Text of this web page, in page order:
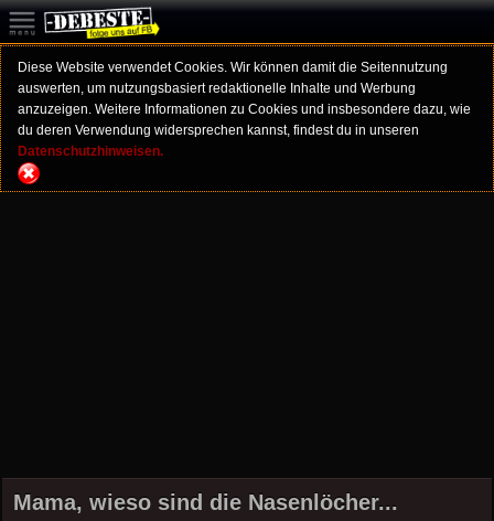
Diese Website verwendet Cookies. Wir können damit die Seitennutzung
auswerten, um nutzungsbasiert redaktionelle Inhalte und Werbung
anzuzeigen. Weitere Informationen zu Cookies und insbesondere dazu, wie
du deren Verwendung widersprechen kannst, findest du in unseren
Datenschutzhinweisen.
Mama, wieso sind die Nasenlöcher...